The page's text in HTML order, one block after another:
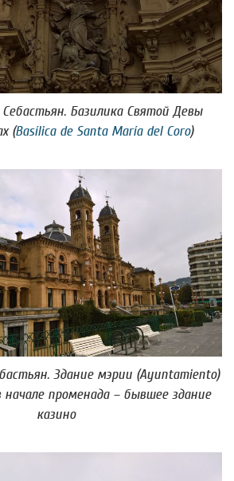
Базилика Святой Девы
(Basílica de Santa María del Coro)
Здание мэрии (Ayuntamiento)
променада – бывшее здание
казино